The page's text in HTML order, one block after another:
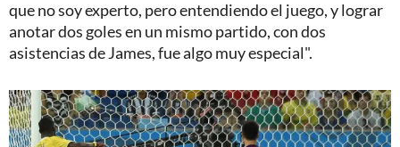
que no soy experto, pero entendiendo el juego, y lograr
anotar dos goles en un mismo partido, con dos
asistencias de James, fue algo muy especial".